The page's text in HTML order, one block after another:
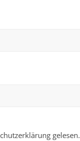
gelesen.